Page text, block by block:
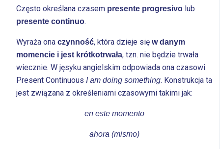
Często określana czasem presente progresivolub
presente continuo.
Wyraża ona czynność, która dzieje się w danym
momencie i jest krótkotrwała, tzn. nie będzie trwała
wiecznie. W jęsyku angielskim odpowiada ona czasowi
Present Continuous I am doing something. Konstrukcja ta
jest związana z określeniami czasowymi takimi jak:
en este momento
ahora (mismo)